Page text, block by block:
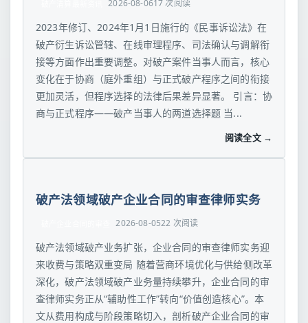
2026-08-0617 次阅读
2023年修订、2024年1月1日施行的《民事诉讼法》在
破产衍生诉讼管辖、在线审理程序、司法确认与调解衔
接等方面作出重要调整。对破产案件当事人而言，核心
变化在于协商（庭外重组）与正式破产程序之间的衔接
更加灵活，但程序选择的法律后果差异显著。 引言：协
商与正式程序——破产当事人的两道选择题 当...
阅读全文 →
破产法领域破产企业合同的审查律师实务
2026-08-0522 次阅读
破产法领域破产业务扩张，企业合同的审查律师实务迎
来收费与策略双重变局 随着营商环境优化与供给侧改革
深化，破产法领域破产业务量持续攀升，企业合同的审
查律师实务正从“辅助性工作”转向“价值创造核心”。本
文从费用构成与阶段策略切入，剖析破产企业合同的审